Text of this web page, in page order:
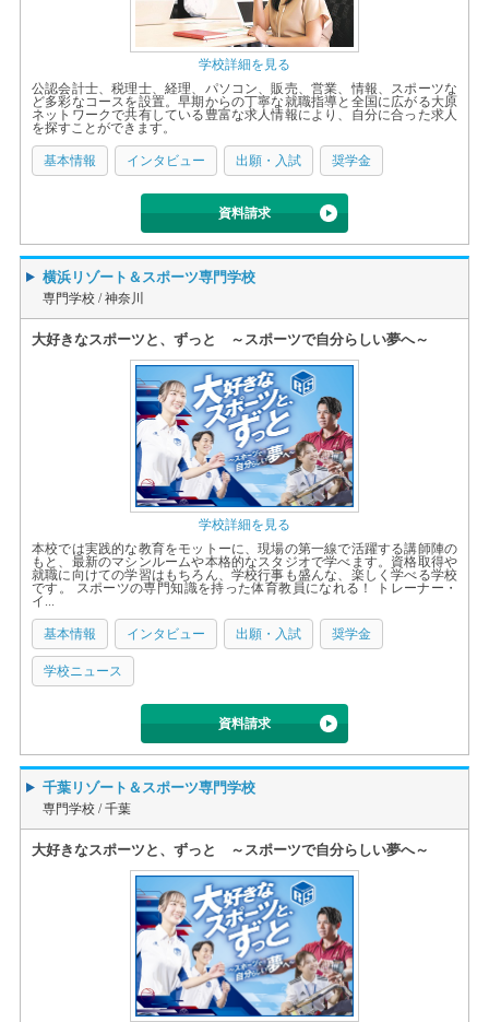
学校詳細を見る
公認会計士、税理士、経理、パソコン、販売、営業、情報、スポーツな
ど多彩なコースを設置。早期からの丁寧な就職指導と全国に広がる大原
ネットワークで共有している豊富な求人情報により、自分に合った求人
を探すことができます。
基本情報 インタビュー 出願・入試 奨学金
資料請求
横浜リゾート＆スポーツ専門学校
専門学校 /神奈川
大好きなスポーツと、ずっと ～スポーツで自分らしい夢へ～
学校詳細を見る
本校では実践的な教育をモットーに、現場の第一線で活躍する講師陣の
もと、最新のマシンルームや本格的なスタジオで学べます。資格取得や
就職に向けての学習はもちろん、学校行事も盛んな、楽しく学べる学校
です。 スポーツの専門知識を持った体育教員になれる！ トレーナー・
イ...
基本情報 インタビュー 出願・入試 奨学金
学校ニュース
資料請求
千葉リゾート＆スポーツ専門学校
専門学校 /千葉
大好きなスポーツと、ずっと ～スポーツで自分らしい夢へ～